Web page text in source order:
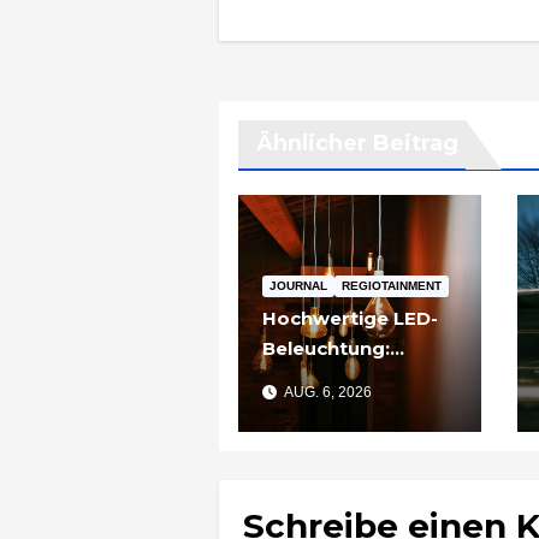
JOURNAL REGIOTAINMENT
Hochwertige LED-
Beleuchtung:
Warum sich
Qualität nach zwei
Jahren rechnet
AUG. 6, 2026
Schreibe einen